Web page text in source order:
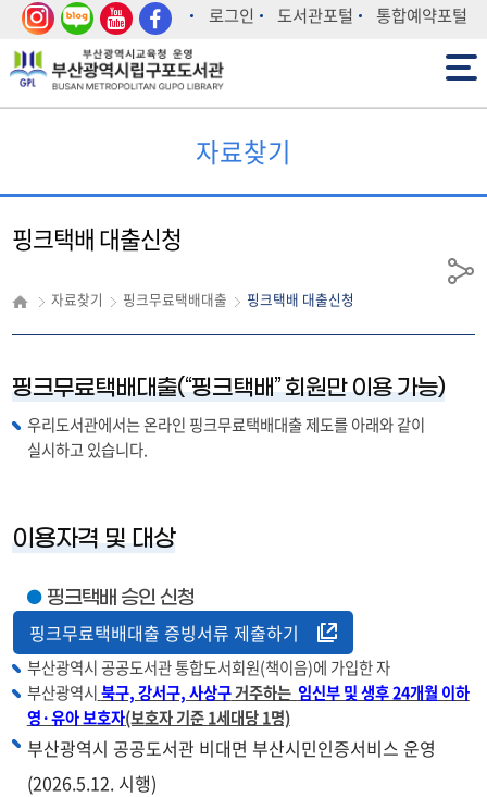
로그인 도서관포털 통합예약포털
인스
타그
램
블로
그
유튜
브
페이
스북
전체메뉴
자료찾기
핑크택배 대출신청
자료찾기 핑크무료택배대출 핑크택배 대출신청
공
핑크무료택배대출(“핑크택배” 회원만 이용 가능)
우리도서관에서는 온라인 핑크무료택배대출 제도를 아래와 같이
실시하고 있습니다.
이용자격 및 대상
● 핑크택배 승인 신청
핑크무료택배대출 증빙서류 제출하기
부산광역시 공공도서관 통합도서회원(책이음)에 가입한 자
부산광역시북구, 강서구, 사상구거주하는 임신부 및 생후 24개월 이하
영·유아 보호자(보호자 기준 1세대당 1명)
부산광역시 공공도서관 비대면 부산시민인증서비스 운영
(2026.5.12. 시행)